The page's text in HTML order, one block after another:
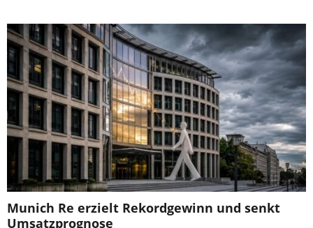
Munich Re erzielt Rekordgewinn und senkt
Umsatzprognose